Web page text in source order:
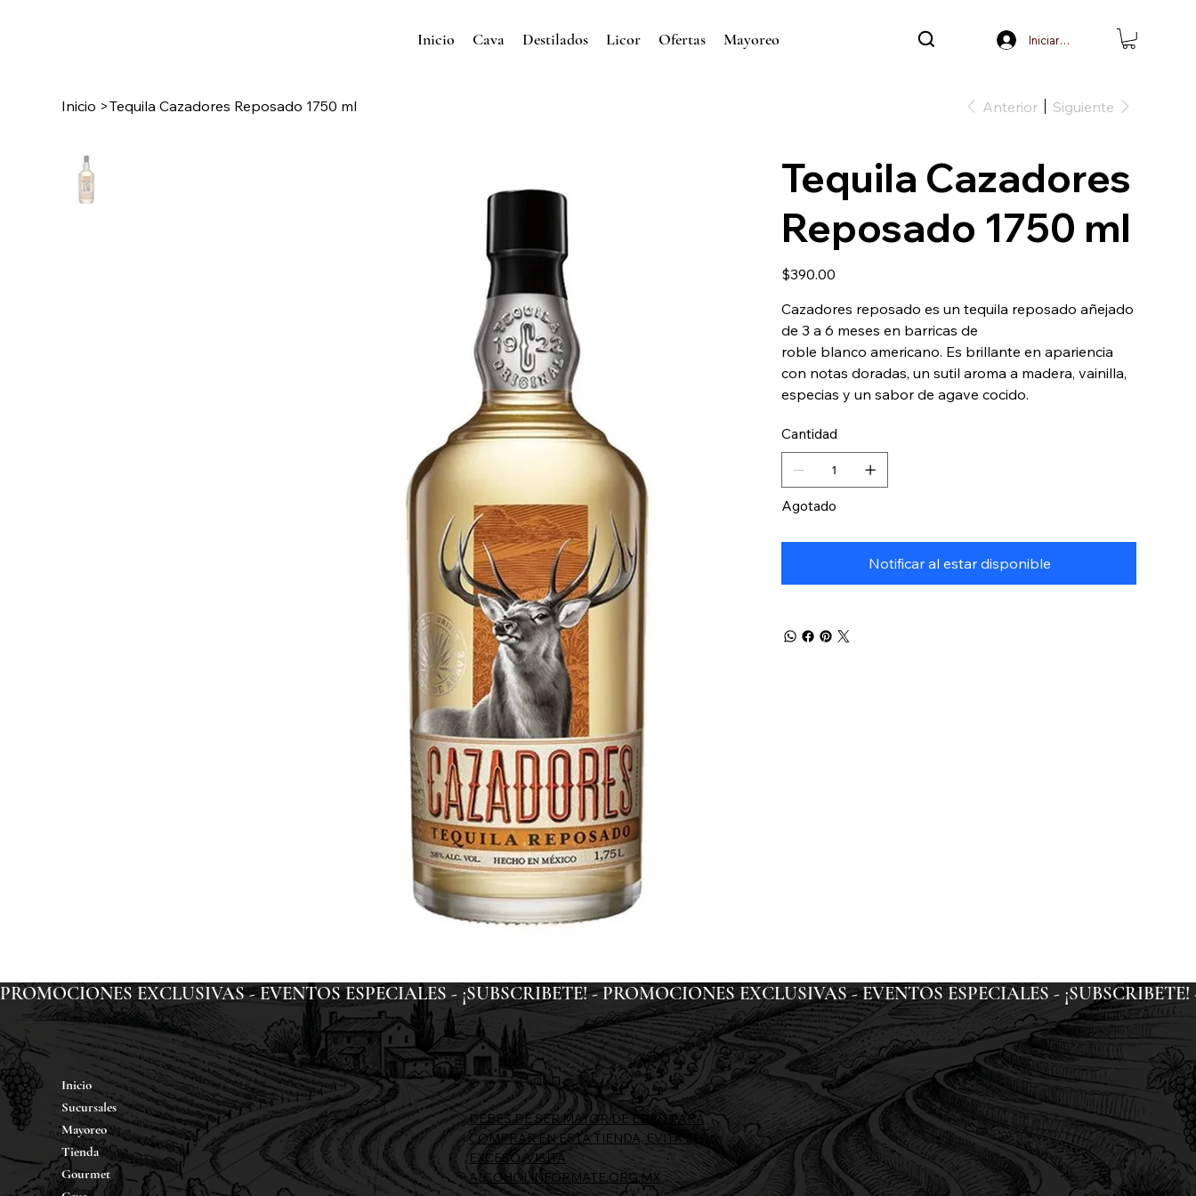
Inicio Cava Destilados Licor Ofertas Mayoreo Iniciar sesión
Inicio >Tequila Cazadores Reposado 1750 ml Anterior Siguiente
Tequila Cazadores
Reposado 1750 ml
Precio
$390.00
Cazadores reposado es un tequila reposado añejado
de 3 a 6 meses en barricas de
roble blanco americano. Es brillante en apariencia
con notas doradas, un sutil aroma a madera, vainilla,
especias y un sabor de agave cocido.
Cantidad
Agotado
Notificar al estar disponible
PROMOCIONES EXCLUSIVAS - EVENTOS ESPECIALES - ¡SUBSCRIBETE! -
Inicio
Sucursales
Mayoreo
Tienda
Gourmet
DEBES DE SER MAYOR DE EDAD PARA
COMPRAR EN ESTA TIENDA, EVITA EL
EXCESO, VISITA
ALCOHOLINFORMATE.ORG.MX